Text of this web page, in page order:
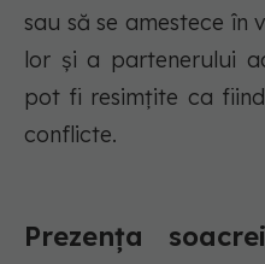
sau să se amestece
lor și a partenerului
pot fi resimțite ca
conflicte.
Prezența